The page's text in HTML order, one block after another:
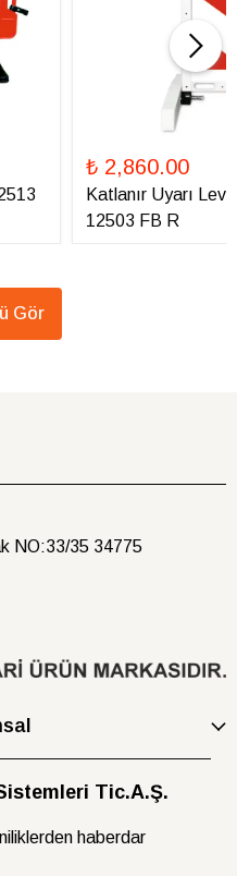
₺ 2,860.00
Katlanır Uyarı
12503 FB R
Gör
NO:33/35 34775
Tic.A.Ş.
haberdar